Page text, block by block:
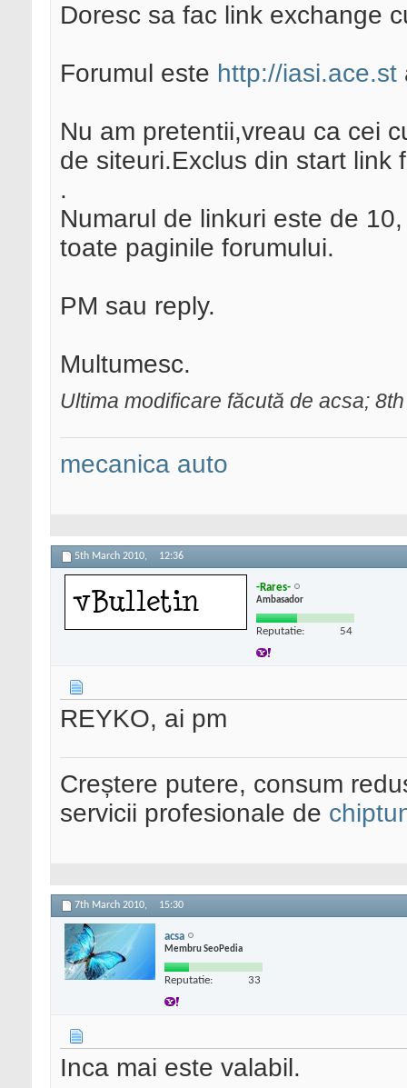
Doresc sa fac link exchange
Forumul este http://iasi.ace.st
Nu am pretentii,vreau ca cei
de siteuri.Exclus din start link
.
Numarul de linkuri este de
toate paginile forumului.
PM sau reply.
Multumesc.
Ultima modificare făcută de acsa;
mecanica auto
5th March 2010, 12:36
-Rares-
Ambasador
Reputatie: 54
REYKO, ai pm
Creștere putere, consum
servicii profesionale de
7th March 2010, 15:30
acsa
Membru SeoPedia
Reputatie: 33
Inca mai este valabil.